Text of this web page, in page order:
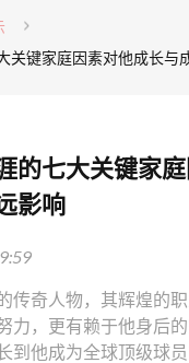
关键家庭因素对他成长与
的七大关键家
影响
传奇人物，其辉煌的
力，更有赖于他身后的
到他成为全球顶级球